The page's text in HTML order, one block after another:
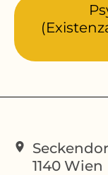
1140 Wien